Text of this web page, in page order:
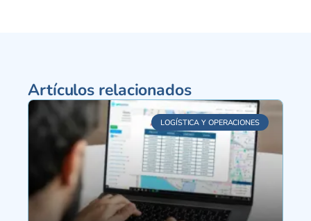
Artículos relacionados
LOGÍSTICA Y OPERACIONES